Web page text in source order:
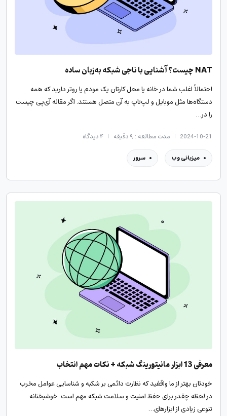
NAT چیست؟ آشنایی با ناجی شبکه به‌زبان ساده
احتمالاً اغلب شما در خانه یا محل کارتان یک مودم یا روتر دارید که همه
دستگاه‌ها مثل موبایل و لپ‌تاپ به آن متصل هستند. اگر مقاله آی‌پی چیست
را در…
2024-10-21 مدت مطالعه : ۹ دقیقه ۴دیدگاه
میزبانی وب سرور
معرفی 13 ابزار مانیتورینگ شبکه + نکات مهم انتخاب
خودتان بهتر از ما واقفید که نظارت دائمی بر شکبه و شناسایی عوامل مخرب
در لحظه چقدر برای حفظ امنیت و سلامت شبکه مهم است. خوشبختانه
تنوعی زیادی از ابزارهای…